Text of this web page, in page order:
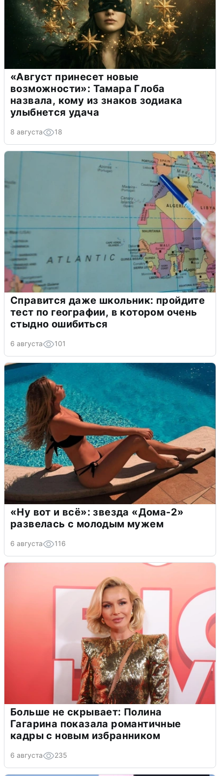
«Август принесет новые
возможности»: Тамара Глоба
назвала, кому из знаков зодиака
улыбнется удача
8 августа 18
Справится даже школьник: пройдите
тест по географии, в котором очень
стыдно ошибиться
6 августа 101
«Ну вот и всё»: звезда «Дома-2»
развелась с молодым мужем
6 августа 116
Больше не скрывает: Полина
Гагарина показала романтичные
кадры с новым избранником
6 августа 235